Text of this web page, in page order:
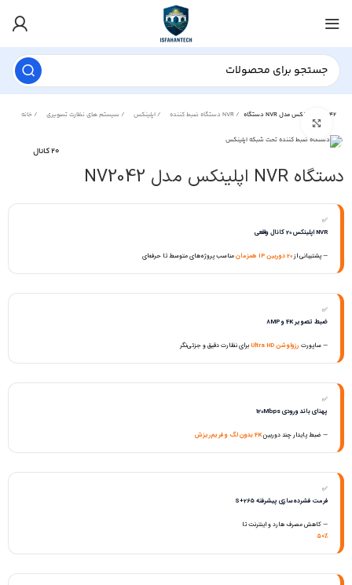
خانه سیستم های نظارت تصویری اپلینکس دستگاه ضبط کننده NVR دستگاه NVR اپلینکس مدل NV2042
20 کانال
دستگاه NVR اپلینکس مدل NV2042
✅
NVR اپلینکس 20 کانال واقعی
— پشتیبانی از20 دوربین IP همزمان مناسب پروژه‌های متوسط تا حرفه‌ای
✅
ضبط تصویر 4K و 8MP
— ساپورت رزولوشن Ultra HD برای نظارت دقیق و جزئی‌نگر
✅
پهنای باند ورودی 120Mbps
— ضبط پایدار چند دوربین4K بدون لگ و فریم‌ریزش
✅
فرمت فشرده‌سازی پیشرفته S+265
— کاهش مصرف هارد و اینترنت تا
۵۰٪